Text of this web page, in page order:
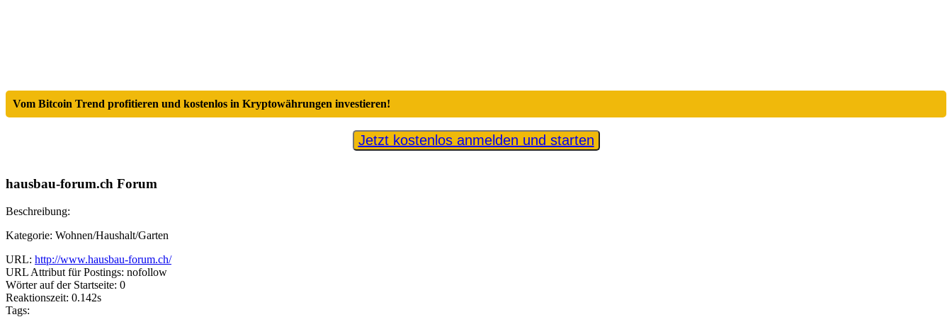
Vom Bitcoin Trend profitieren und kostenlos in Kryptowährungen investieren!
Jetzt kostenlos anmelden und starten
hausbau-forum.ch Forum
Beschreibung:
Kategorie: Wohnen/Haushalt/Garten
URL: http://www.hausbau-forum.ch/
URL Attribut für Postings: nofollow
Wörter auf der Startseite: 0
Reaktionszeit: 0.142s
Tags: